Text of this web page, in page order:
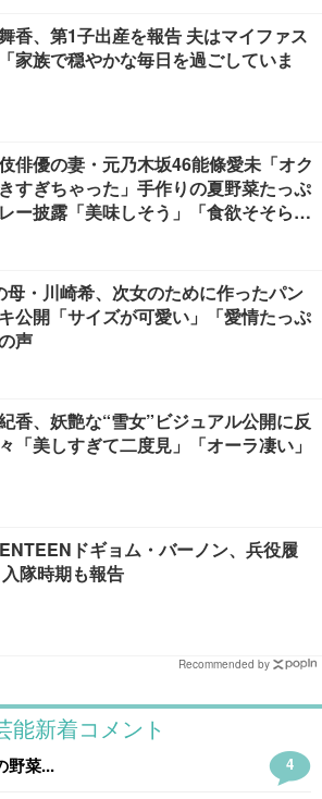
香、第1子出産を報告 夫はマイファス
家族で穏やかな毎日を過ごしていま
俳優の妻・元乃木坂46能條愛未「オク
すぎちゃった」手作りの夏野菜たっぷ
ー披露「美味しそう」「食欲そそられ
母・川崎希、次女のために作ったパン
公開「サイズが可愛い」「愛情たっぷ
声
香、妖艶な“雪女”ビジュアル公開に反
「美しすぎて二度見」「オーラ凄い」
ドギョム・バーノン、兵役履
隊時期も報告
Recommended by